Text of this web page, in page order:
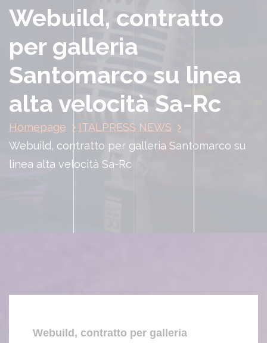
Webuild, contratto
per galleria
Santomarco su linea
alta velocità Sa-Rc
Homepage
ITALPRESS NEWS
Webuild, contratto per galleria Santomarco su
linea alta velocità Sa-Rc
Webuild, contratto per galleria